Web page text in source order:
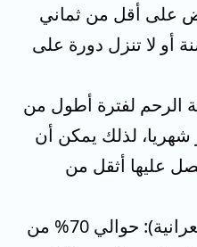
على أقل من ثماني
أو لا تنزل دورة على
الرحم لفترة أطول من
شهريا، لذلك يمكن أن
عليها أثقل من
نمو الشعر الزائد (الشعرانية): حوالي 70% من